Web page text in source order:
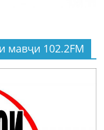
мавҷи 102.2FM